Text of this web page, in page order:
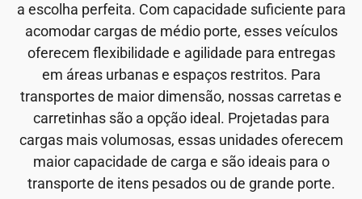
a escolha perfeita. Com capacidade suficiente para
acomodar cargas de médio porte, esses veículos
oferecem flexibilidade e agilidade para entregas
em áreas urbanas e espaços restritos. Para
transportes de maior dimensão, nossas carretas e
carretinhas são a opção ideal. Projetadas para
cargas mais volumosas, essas unidades oferecem
maior capacidade de carga e são ideais para o
transporte de itens pesados ou de grande porte.